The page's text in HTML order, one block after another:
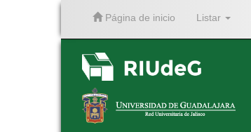
Página de inicio Listar